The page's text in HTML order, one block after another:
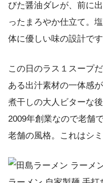
びた醤油ダレが、前に
ったまろやか仕立て。
体に優しい味の設計です
この日のラス１スープ
ある出汁素材の一体感
煮干しの大人ビターな
2009年創業なので老舗
老舗の風格。これはシ